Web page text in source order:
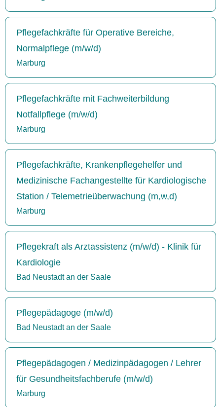
Pflegefachkräfte für Operative Bereiche,
Normalpflege (m/w/d)
Marburg
Pflegefachkräfte mit Fachweiterbildung
Notfallpflege (m/w/d)
Marburg
Pflegefachkräfte, Krankenpflegehelfer und
Medizinische Fachangestellte für Kardiologische
Station / Telemetrieüberwachung (m,w,d)
Marburg
Pflegekraft als Arztassistenz (m/w/d) - Klinik für
Kardiologie
Bad Neustadt an der Saale
Pflegepädagoge (m/w/d)
Bad Neustadt an der Saale
Pflegepädagogen / Medizinpädagogen / Lehrer
für Gesundheitsfachberufe (m/w/d)
Marburg